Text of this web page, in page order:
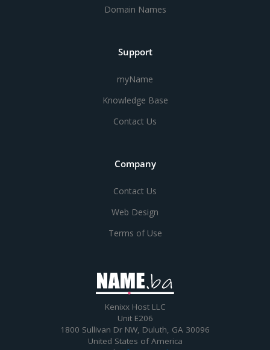
Domain Names
Support
myName
Knowledge Base
Contact Us
Company
Contact Us
Web Design
Terms of Use
Kenixx Host LLC
Unit E206
1800 Sullivan Dr NW, Duluth, GA 30096
United States of America